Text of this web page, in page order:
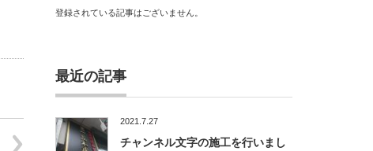
登録されている記事はございません。
最近の記事
2021.7.27
チャンネル文字の施工を行いまし